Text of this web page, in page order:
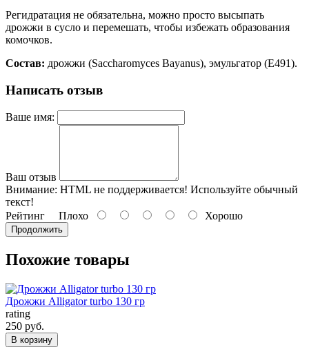
Регидратация не обязательна, можно просто высыпать
дрожжи в сусло и перемешать, чтобы избежать образования
комочков.
Состав: дрожжи (Saccharomyces Bayanus), эмульгатор (Е491).
Написать отзыв
Ваше имя:
Ваш отзыв
Внимание: HTML не поддерживается! Используйте обычный
текст!
Рейтинг Плохо Хорошо
Продолжить
Похожие товары
Дрожжи Alligator turbo 130 гр
rating
250 руб.
В корзину